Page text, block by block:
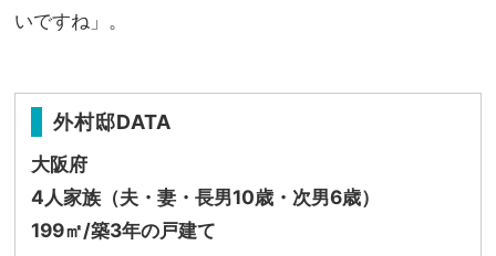
いですね」。
外村邸DATA
大阪府
4人家族（夫・妻・長男10歳・次男6歳）
199㎡/築3年の戸建て